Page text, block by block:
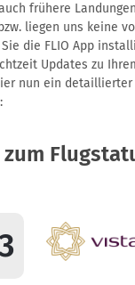
frühere
liegen uns keine
Sie die FLIO App
Updates zu
nun ein